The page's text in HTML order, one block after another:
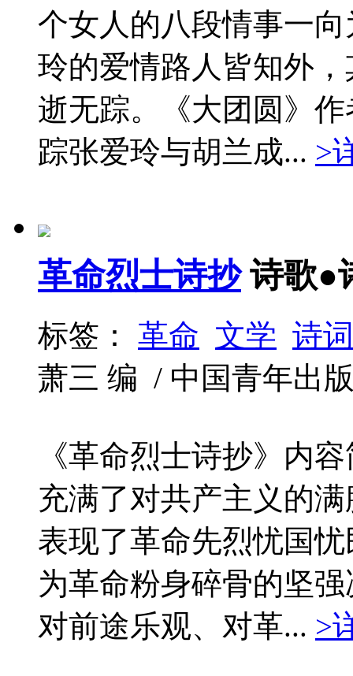
个女人的八段情事一
玲的爱情路人皆知外
逝无踪。《大团圆》
踪张爱玲与胡兰成... >
革命烈士诗抄 诗歌●
标签： 革命 文学 诗词
萧三 编 / 中国青年出
《革命烈士诗抄》内
充满了对共产主义的
表现了革命先烈忧国
为革命粉身碎骨的坚
对前途乐观、对革... >